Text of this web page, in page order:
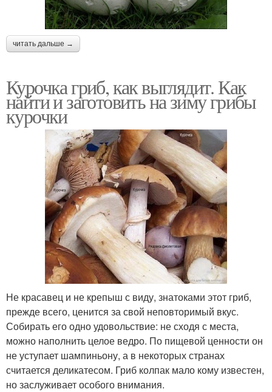
читать дальше →
Курочка гриб, как выглядит. Как
найти и заготовить на зиму грибы
курочки
Не красавец и не крепыш с виду, знатоками этот гриб,
прежде всего, ценится за свой неповторимый вкус.
Собирать его одно удовольствие: не сходя с места,
можно наполнить целое ведро. По пищевой ценности он
не уступает шампиньону, а в некоторых странах
считается деликатесом. Гриб колпак мало кому известен,
но заслуживает особого внимания.